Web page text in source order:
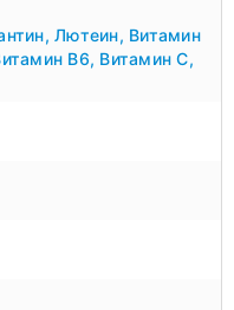
, Лютеин, Витамин
B6, Витамин С,